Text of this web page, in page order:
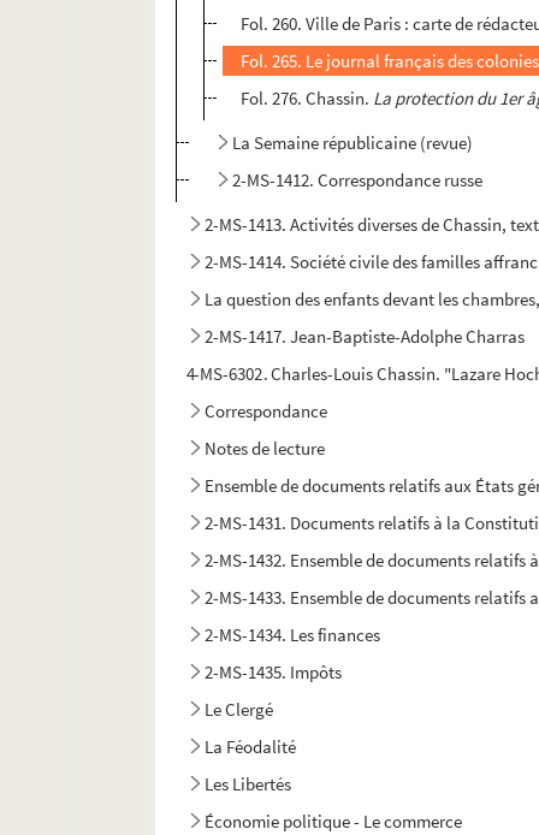
Fol. 260. Ville de Paris : carte de
Fol. 265. Le journal français des
Fol. 276. Chassin. La protection du 1er
La Semaine républicaine (revue)
2-MS-1412. Correspondance russe
2-MS-1413. Activités diverses de Chassin,
2-MS-1414. Société civile des familles
La question des enfants devant les
2-MS-1417. Jean-Baptiste-Adolphe Charras
4-MS-6302. Charles-Louis Chassin. "Lazare
Correspondance
Notes de lecture
Ensemble de documents relatifs aux États
2-MS-1431. Documents relatifs à la
2-MS-1432. Ensemble de documents
2-MS-1433. Ensemble de documents
2-MS-1434. Les finances
2-MS-1435. Impôts
Le Clergé
La Féodalité
Les Libertés
Économie politique - Le commerce